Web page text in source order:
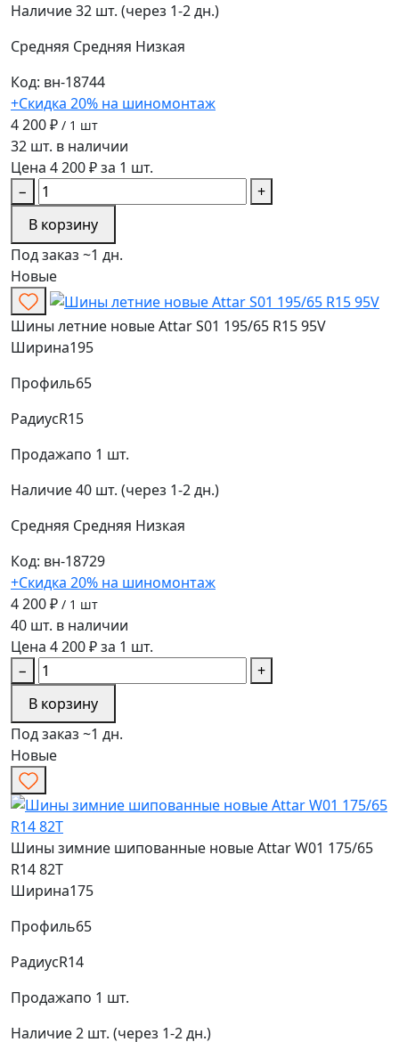
Наличие32 шт. (через 1-2 дн.)
Средняя Средняя Низкая
Код: вн-18744
+Скидка 20% на шиномонтаж
4 200 ₽ / 1 шт
32 шт. в наличии
Цена 4 200 ₽ за 1 шт.
−
+
В корзину
Под заказ ~1 дн.
Новые
Шины летние новые Attar S01 195/65 R15 95V
Ширина195
Профиль65
РадиусR15
Продажапо 1 шт.
Наличие40 шт. (через 1-2 дн.)
Средняя Средняя Низкая
Код: вн-18729
+Скидка 20% на шиномонтаж
4 200 ₽ / 1 шт
40 шт. в наличии
Цена 4 200 ₽ за 1 шт.
−
+
В корзину
Под заказ ~1 дн.
Новые
Шины зимние шипованные новые Attar W01 175/65
R14 82T
Ширина175
Профиль65
РадиусR14
Продажапо 1 шт.
Наличие2 шт. (через 1-2 дн.)